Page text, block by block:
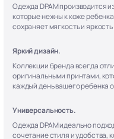
Одежда DPAM производится
которые нежны к коже
сохраняет мягкость и
Яркий дизайн.
Коллекции бренда всегда
оригинальными принтами,
каждый день вашего ребенка
Универсальность.
Одежда DPAM идеально
сочетание стиля и удобства,